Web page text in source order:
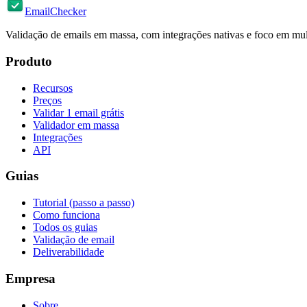
EmailChecker
Validação de emails em massa, com integrações nativas e foco em
Produto
Recursos
Preços
Validar 1 email grátis
Validador em massa
Integrações
API
Guias
Tutorial (passo a passo)
Como funciona
Todos os guias
Validação de email
Deliverabilidade
Empresa